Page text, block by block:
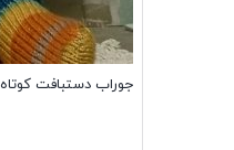
جوراب دستبافت کوتاه